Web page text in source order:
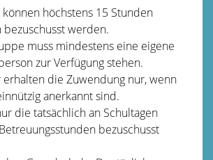
höchstens 15 Stunden
werden.
muss mindestens eine eigene
zur Verfügung stehen.
erhalten die Zuwendung nur, wenn
anerkannt sind.
die tatsächlich an Schultagen
bezuschusst